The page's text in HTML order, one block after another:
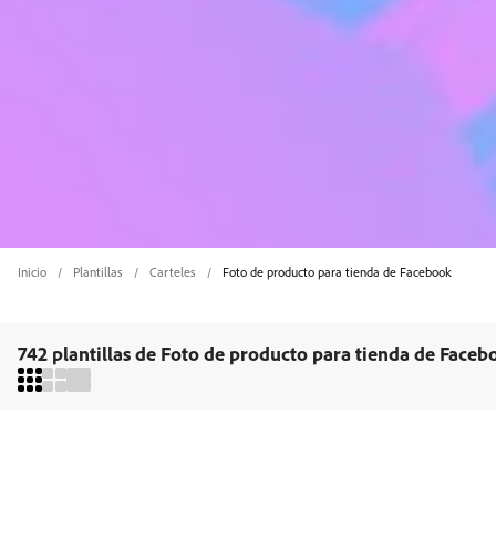
Inicio Plantillas Carteles Foto de producto para tienda de Facebook
742 plantillas de Foto de producto para tienda de